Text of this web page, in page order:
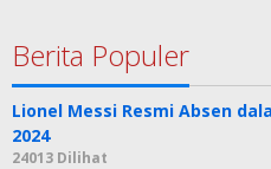
Berita Populer
Lionel Messi Resmi Absen
2024
24013 Dilihat